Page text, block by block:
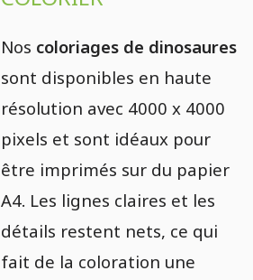
Nos coloriages de dinosaures
sont disponibles en haute
résolution avec 4000 x 4000
pixels et sont idéaux pour
être imprimés sur du papier
A4. Les lignes claires et les
détails restent nets, ce qui
fait de la coloration une